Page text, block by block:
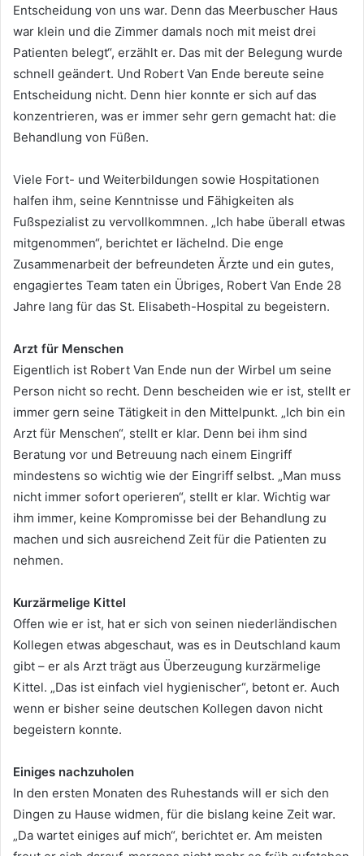
Entscheidung von uns war. Denn das Meerbuscher Haus
war klein und die Zimmer damals noch mit meist drei
Patienten belegt“, erzählt er. Das mit der Belegung wurde
schnell geändert. Und Robert Van Ende bereute seine
Entscheidung nicht. Denn hier konnte er sich auf das
konzentrieren, was er immer sehr gern gemacht hat: die
Behandlung von Füßen.
Viele Fort- und Weiterbildungen sowie Hospitationen
halfen ihm, seine Kenntnisse und Fähigkeiten als
Fußspezialist zu vervollkommnen. „Ich habe überall etwas
mitgenommen“, berichtet er lächelnd. Die enge
Zusammenarbeit der befreundeten Ärzte und ein gutes,
engagiertes Team taten ein Übriges, Robert Van Ende 28
Jahre lang für das St. Elisabeth-Hospital zu begeistern.
Arzt für Menschen
Eigentlich ist Robert Van Ende nun der Wirbel um seine
Person nicht so recht. Denn bescheiden wie er ist, stellt er
immer gern seine Tätigkeit in den Mittelpunkt. „Ich bin ein
Arzt für Menschen“, stellt er klar. Denn bei ihm sind
Beratung vor und Betreuung nach einem Eingriff
mindestens so wichtig wie der Eingriff selbst. „Man muss
nicht immer sofort operieren“, stellt er klar. Wichtig war
ihm immer, keine Kompromisse bei der Behandlung zu
machen und sich ausreichend Zeit für die Patienten zu
nehmen.
Kurzärmelige Kittel
Offen wie er ist, hat er sich von seinen niederländischen
Kollegen etwas abgeschaut, was es in Deutschland kaum
gibt – er als Arzt trägt aus Überzeugung kurzärmelige
Kittel. „Das ist einfach viel hygienischer“, betont er. Auch
wenn er bisher seine deutschen Kollegen davon nicht
begeistern konnte.
Einiges nachzuholen
In den ersten Monaten des Ruhestands will er sich den
Dingen zu Hause widmen, für die bislang keine Zeit war.
„Da wartet einiges auf mich“, berichtet er. Am meisten